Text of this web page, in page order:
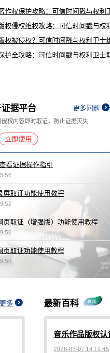
权被侵权？可信时间戳与权利卫士
证据平台 更多问题
侵权内容即时取证，防止证据灭失
立即使用
看证据操作指引
屏取证功能使用教程
页取证（增强版）功能使用教程
页取证功能使用教程
多 最新百科
音乐作品版权
2026-08-07 14:19:45